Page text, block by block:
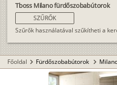
Tboss Milano fürdőszobabútorok
SZŰRŐK
Szűrők használatával szűkítheti a
Főoldal chevron_right Fürdőszobabútorok chevron_right